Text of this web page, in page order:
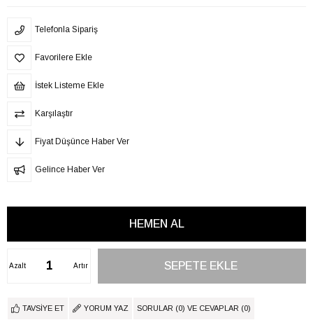
Telefonla Sipariş
Favorilere Ekle
İstek Listeme Ekle
Karşılaştır
Fiyat Düşünce Haber Ver
Gelince Haber Ver
Artır
Azalt
TAVSIYE ET YORUM YAZ SORULAR (0) VE CEVAPLAR (0)